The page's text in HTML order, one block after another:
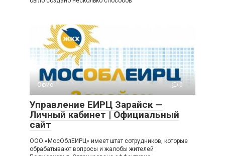
Офис 0
Управление ЕИРЦ Зарайск —
Личный кабинет | Официальный
сайт
ООО «МосОблЕИРЦ» имеет штат сотрудников, которые
обрабатывают вопросы и жалобы жителей